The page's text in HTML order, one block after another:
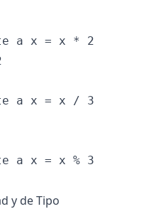
a x = x * 2
a x = x / 3
a x = x % 3
y de Tipo